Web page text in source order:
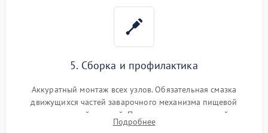
5. Сборка и профилактика
Аккуратный монтаж всех узлов. Обязательная смазка
движущихся частей заварочного механизма пищевой
силиконовой смазкой. Проведение программной
декальцинации и очистки системы от кофейных масел.
Подробнее